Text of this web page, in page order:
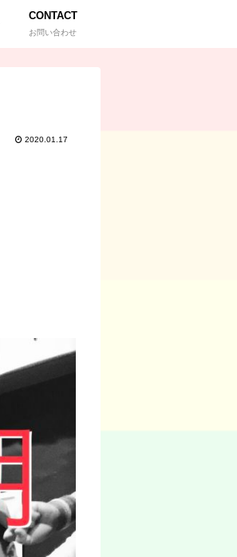
CONTACT
お問い合わせ
2020.01.17